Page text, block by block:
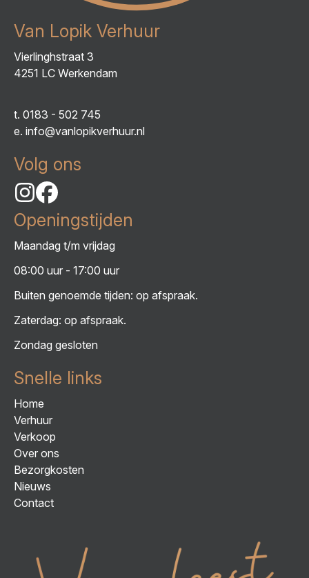
Van Lopik Verhuur
Vierlinghstraat 3
4251 LC Werkendam
t. 0183 - 502 745
e. info@vanlopikverhuur.nl
Volg ons
Openingstijden
Maandag t/m vrijdag
08:00 uur - 17:00 uur
Buiten genoemde tijden: op afspraak.
Zaterdag: op afspraak.
Zondag gesloten
Snelle links
Home
Verhuur
Verkoop
Over ons
Bezorgkosten
Nieuws
Contact